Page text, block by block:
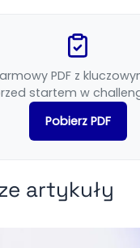
PDF z
startem w
Pobierz PDF
artykuły